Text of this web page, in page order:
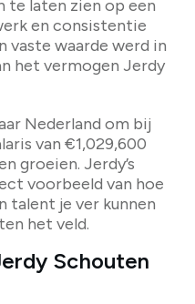
te laten zien op een
en consistentie
vaste waarde werd in
het vermogen Jerdy
Nederland om bij
van €1,029,600
groeien. Jerdy’s
voorbeeld van hoe
talent je ver kunnen
het veld.
Schouten